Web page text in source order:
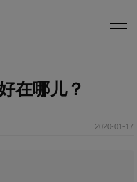
在哪儿？
2020-01-17